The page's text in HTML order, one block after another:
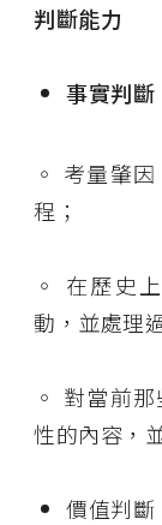
判斷能力
事實判斷
◦ 考量肇
程；
◦ 在歷史
動，並處理
◦ 對當前
性的內容，
價值判斷